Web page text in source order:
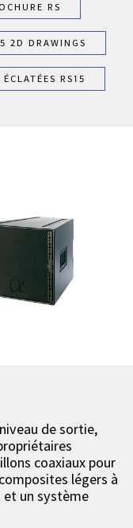
RS
2D DRAWINGS
ÉCLATÉES RS15
de sortie,
coaxiaux pour
légers à
et un système